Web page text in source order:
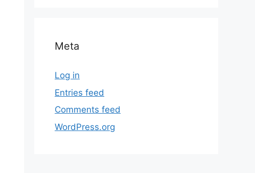
Meta
Log in
Entries feed
Comments feed
WordPress.org